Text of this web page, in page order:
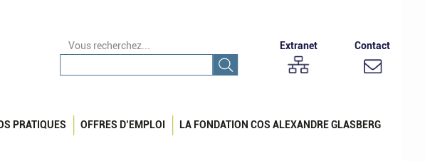
Vous recherchez... Extranet Contact
PRATIQUES OFFRES D’EMPLOI LA FONDATION COS ALEXANDRE GLASBERG